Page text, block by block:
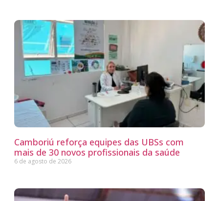
Camboriú reforça equipes das UBSs com
mais de 30 novos profissionais da saúde
6 de agosto de 2026